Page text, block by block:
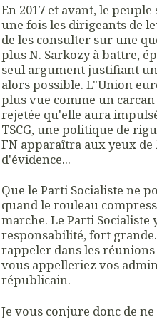
En 2017 et avant, le
une fois les dirigeants de
de les consulter sur une
plus N. Sarkozy à battre,
seul argument justifiant
alors possible. L"Union
plus vue comme un
rejetée qu'elle aura
TSCG, une politique de
FN apparaîtra aux yeux
d'évidence...
Que le Parti Socialiste ne
quand le rouleau
marche. Le Parti Socialiste
responsabilité, fort
rappeler dans les
vous appelleriez vos
républicain.
Je vous conjure donc de